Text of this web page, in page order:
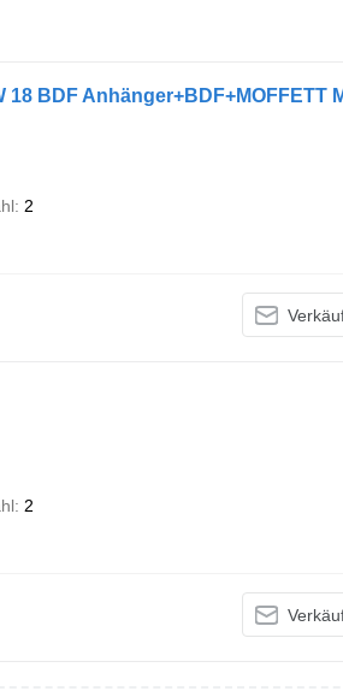
BDF Anhänger+BDF+MOFFETT
2
2